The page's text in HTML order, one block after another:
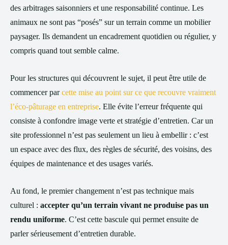
des arbitrages saisonniers et une responsabilité continue. Les
animaux ne sont pas “posés” sur un terrain comme un mobilier
paysager. Ils demandent un encadrement quotidien ou régulier, y
compris quand tout semble calme.
Pour les structures qui découvrent le sujet, il peut être utile de
commencer parcette mise au point sur ce que recouvre vraiment
l’éco-pâturage en entreprise. Elle évite l’erreur fréquente qui
consiste à confondre image verte et stratégie d’entretien. Car un
site professionnel n’est pas seulement un lieu à embellir : c’est
un espace avec des flux, des règles de sécurité, des voisins, des
équipes de maintenance et des usages variés.
Au fond, le premier changement n’est pas technique mais
culturel : accepter qu’un terrain vivant ne produise pas un
rendu uniforme. C’est cette bascule qui permet ensuite de
parler sérieusement d’entretien durable.